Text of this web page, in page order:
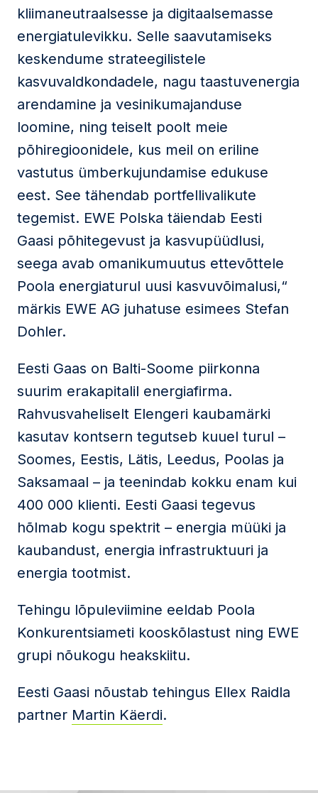
kliimaneutraalsesse ja digitaalsemasse
energiatulevikku. Selle saavutamiseks
keskendume strateegilistele
kasvuvaldkondadele, nagu taastuvenergia
arendamine ja vesinikumajanduse
loomine, ning teiselt poolt meie
põhiregioonidele, kus meil on eriline
vastutus ümberkujundamise edukuse
eest. See tähendab portfellivalikute
tegemist. EWE Polska täiendab Eesti
Gaasi põhitegevust ja kasvupüüdlusi,
seega avab omanikumuutus ettevõttele
Poola energiaturul uusi kasvuvõimalusi,“
märkis EWE AG juhatuse esimees Stefan
Dohler.
Eesti Gaas on Balti-Soome piirkonna
suurim erakapitalil energiafirma.
Rahvusvaheliselt Elengeri kaubamärki
kasutav kontsern tegutseb kuuel turul –
Soomes, Eestis, Lätis, Leedus, Poolas ja
Saksamaal – ja teenindab kokku enam kui
400 000 klienti. Eesti Gaasi tegevus
hõlmab kogu spektrit – energia müüki ja
kaubandust, energia infrastruktuuri ja
energia tootmist.
Tehingu lõpuleviimine eeldab Poola
Konkurentsiameti kooskõlastust ning EWE
grupi nõukogu heakskiitu.
Eesti Gaasi nõustab tehingus Ellex Raidla
partner Martin Käerdi.